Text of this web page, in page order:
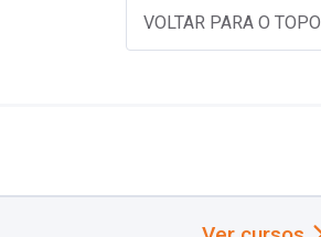
VOLTAR PARA O TOPO